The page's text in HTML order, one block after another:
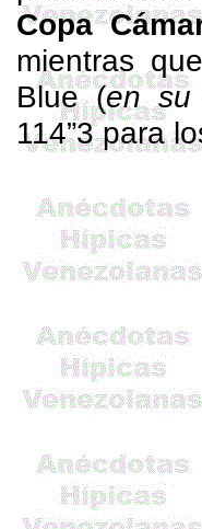
Copa
mientras
Blue (en su
114”3 para